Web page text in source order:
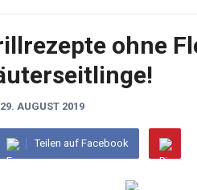
ohne
AUGUST 2019
Teilen auf Facebook